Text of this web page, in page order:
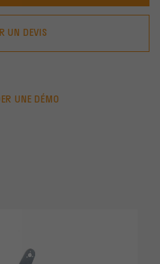
UN DEVIS
UNE DÉMO